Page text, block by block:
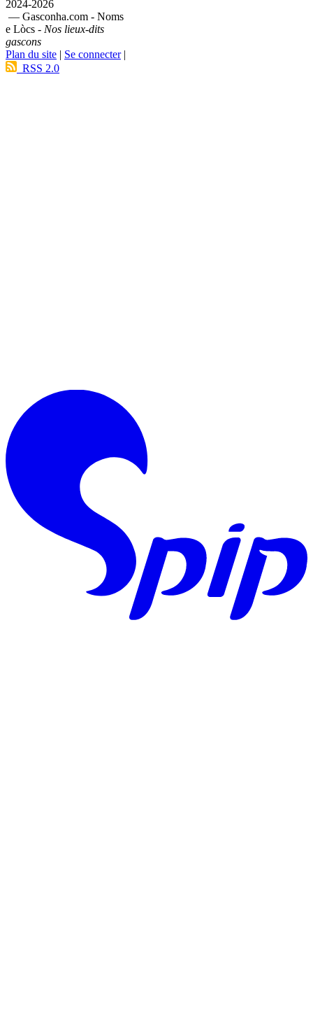
2024-2026
— Gasconha.com - Noms
e Lòcs - Nos lieux-dits
gascons
Plan du site | Se connecter|
RSS 2.0